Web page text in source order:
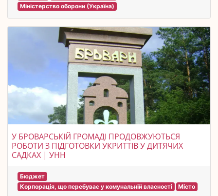
Міністерство оборони (Україна)
У БРОВАРСЬКІЙ ГРОМАДІ ПРОДОВЖУЮТЬСЯ
РОБОТИ З ПІДГОТОВКИ УКРИТТІВ У ДИТЯЧИХ
САДКАХ | УНН
Бюджет
Корпорація, що перебуває у комунальній власності
Місто